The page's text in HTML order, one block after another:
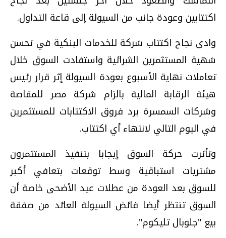
اكتتابين وعودة جانب من السيولة إلى قاعة التداول.
وادى نجاح اكتتاب شركة للخدمات البنكية في تحسن
شهية المستثمرين الشرائية واستفادت السوق خلال
تعاملات نهاية الأسبوع بعودة السيولة إثر قرار رئيس
هيئة الرقابة المالية بالزام شركة مصر للمقاصة
وشركات السمسرة برد فروق الاكتتابات للمستثمرين
في اليوم التالي لانتهاء أي اكتتاب.
وتأثرت حركة السوق إيجابا بتنفيذ المستثمرون
مشتريات استباقية وسط توقعات بتعافي أكبر
للسوق بعد العودة من عطلات عيد الأضحى خاصة أن
السوق تنتظر أيضا فائض السيولة العائد من صفقة
بيع "جلوبال تليكوم".